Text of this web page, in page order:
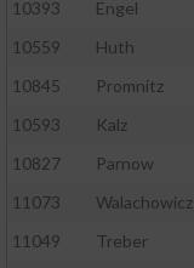
10393
Engel
10559
Huth
10845
Promnitz
10593
Kalz
10827
Parnow
11073
Walachowicz
11049
Treber